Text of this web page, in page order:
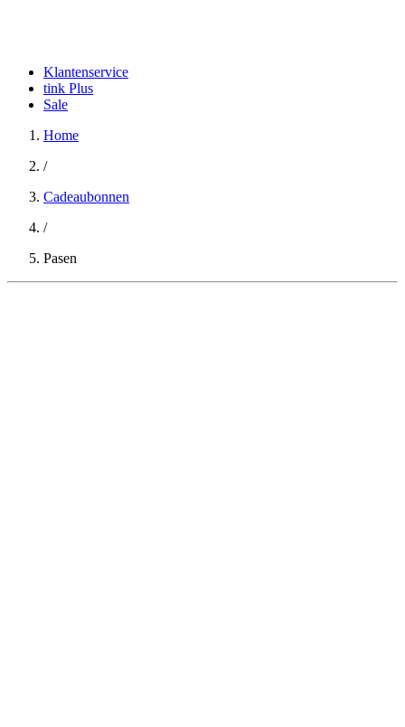
Klantenservice
tink Plus
Sale
Home
/
Cadeaubonnen
/
Pasen